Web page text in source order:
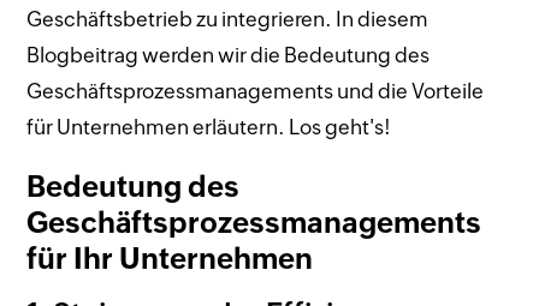
Geschäftsbetrieb zu integrieren. In diesem
Blogbeitrag werden wir die Bedeutung des
Geschäftsprozessmanagements und die Vorteile
für Unternehmen erläutern. Los geht's!
Bedeutung des
Geschäftsprozessmanagements
für Ihr Unternehmen